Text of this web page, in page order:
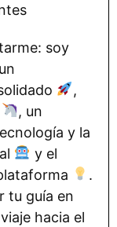
soy
,
, un
y la
y el
.
tu guía en
hacia el